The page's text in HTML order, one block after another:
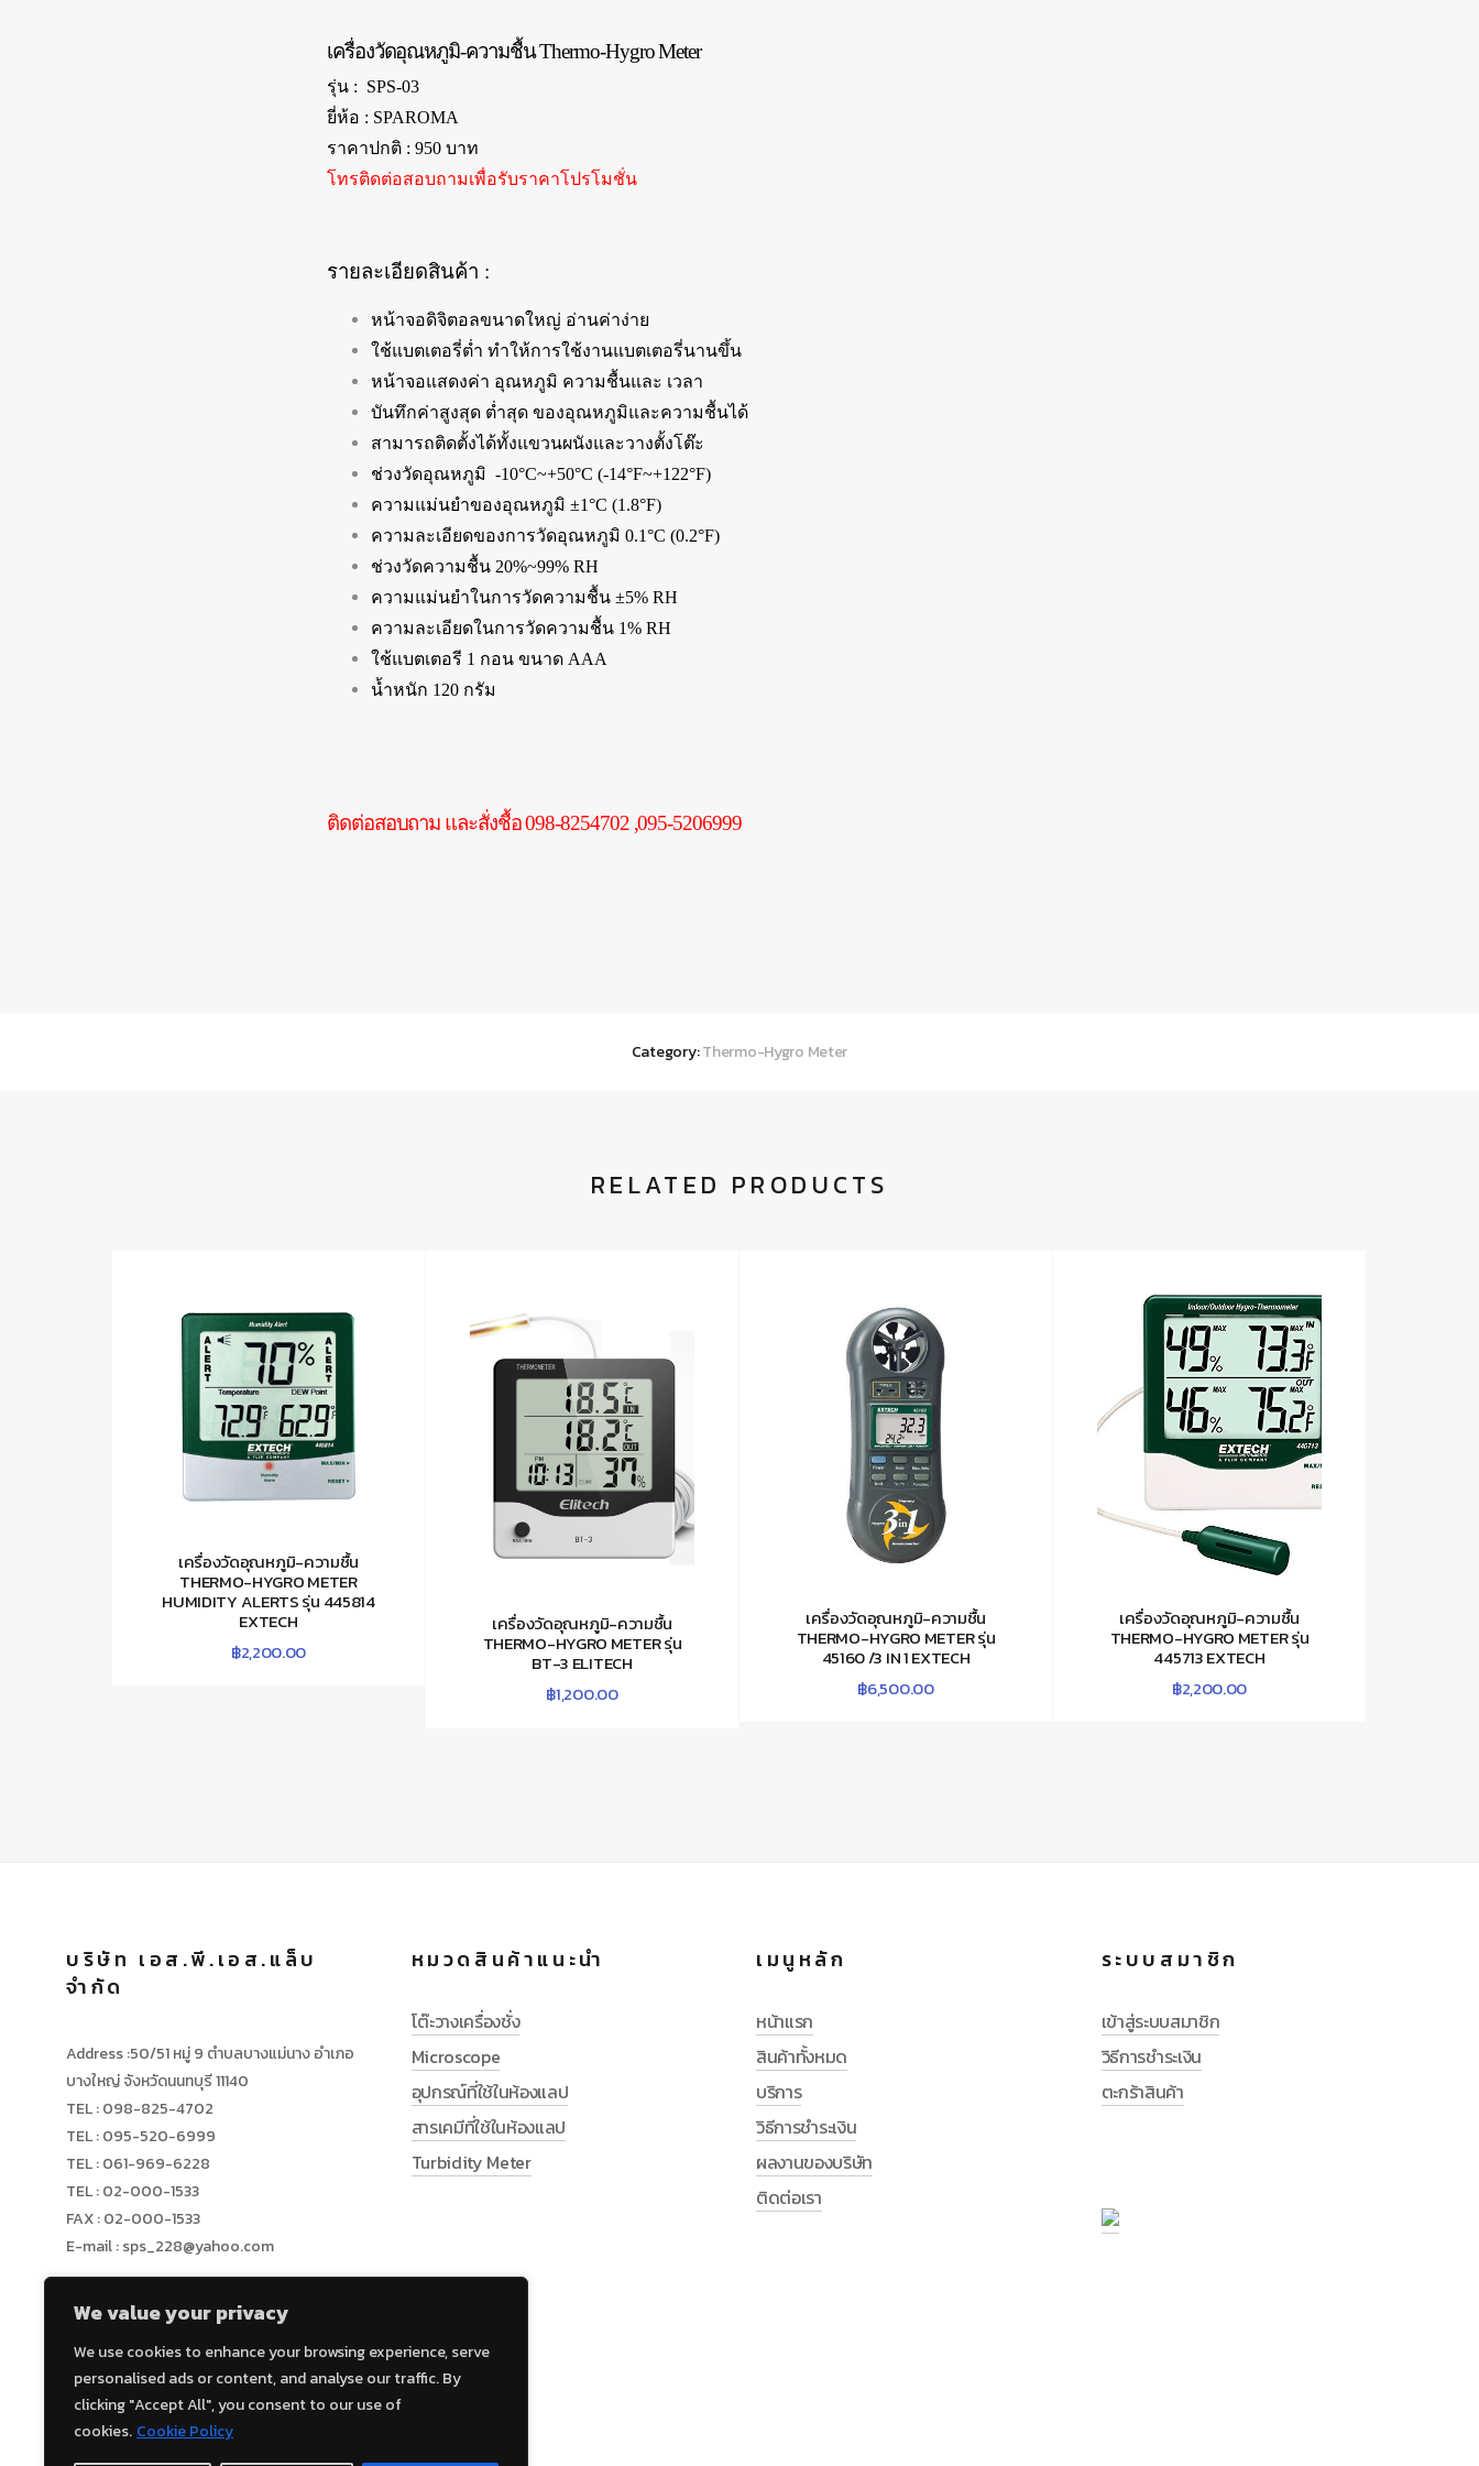
We value your privacy
We use cookies to enhance your browsing experience, serve
personalised ads or content, and analyse our traffic. By
clicking "Accept All", you consent to our use of
cookies. Cookie Policy
เครื่องวัดอุณหภูมิ-ความชื้น Thermo-Hygro Meter
รุ่น : SPS-03
ยี่ห้อ : SPAROMA
ราคาปกติ : 950 บาท
โทรติดต่อสอบถามเพื่อรับราคาโปรโมชั่น
รายละเอียดสินค้า :
หน้าจอดิจิตอลขนาดใหญ่ อ่านค่าง่าย
ใช้แบตเตอรี่ต่ำ ทำให้การใช้งานแบตเตอรี่นานขึ้น
หน้าจอแสดงค่า อุณหภูมิ ความชื้นและ เวลา
บันทึกค่าสูงสุด ต่ำสุด ของอุณหภูมิและความชื้นได้
สามารถติดตั้งได้ทั้งแขวนผนังและวางตั้งโต๊ะ
ช่วงวัดอุณหภูมิ -10°C~+50°C (-14°F~+122°F)
ความแม่นยำของอุณหภูมิ ±1°C (1.8°F)
ความละเอียดของการวัดอุณหภูมิ 0.1°C (0.2°F)
ช่วงวัดความชื้น 20%~99% RH
ความแม่นยำในการวัดความชื้น ±5% RH
ความละเอียดในการวัดความชื้น 1% RH
ใช้แบตเตอรี 1 กอน ขนาด AAA
น้ำหนัก 120 กรัม
ติดต่อสอบถาม และสั่งชื้อ 098-8254702 ,095-5206999
Category:Thermo-Hygro Meter
RELATED PRODUCTS
เครื่องวัดอุณหภูมิ-ความชื้น
THERMO-HYGRO METER
HUMIDITY ALERTS รุ่น 445814
EXTECH
฿2,200.00
เครื่องวัดอุณหภูมิ-ความชื้น
THERMO-HYGRO METER รุ่น
BT-3 ELITECH
฿1,200.00
เครื่องวัดอุณหภูมิ-ความชื้น
THERMO-HYGRO METER รุ่น
45160 /3 IN 1 EXTECH
฿6,500.00
เครื่องวัดอุณหภูมิ-ความชื้น
THERMO-HYGRO METER รุ่น
445713 EXTECH
฿2,200.00
บริษัท เอส.พี.เอส.แล็บ
จำกัด
Address :50/51 หมู่ 9 ตำบลบางแม่นาง อำเภอ
บางใหญ่ จังหวัดนนทบุรี 11140
TEL : 098-825-4702
TEL : 095-520-6999
TEL : 061-969-6228
TEL : 02-000-1533
FAX : 02-000-1533
E-mail : sps_228@yahoo.com
หมวดสินค้าแนะนำ
โต๊ะวางเครื่องชั่ง
Microscope
อุปกรณ์ที่ใช้ในห้องแลป
สารเคมีที่ใช้ในห้องแลป
Turbidity Meter
เมนูหลัก
หน้าแรก
สินค้าทั้งหมด
บริการ
วิธีการชำระเงิน
ผลงานของบริษัท
ติดต่อเรา
ระบบสมาชิก
เข้าสู่ระบบสมาชิก
วิธีการชำระเงิน
ตะกร้าสินค้า